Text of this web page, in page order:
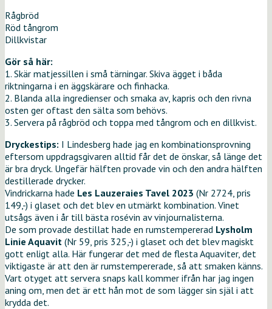
Rågbröd
Röd tångrom
Dillkvistar
Gör så här:
1. Skär matjessillen i små tärningar. Skiva ägget i båda
riktningarna i en äggskärare och finhacka.
2. Blanda alla ingredienser och smaka av, kapris och den rivna
osten ger oftast den sälta som behövs.
3. Servera på rågbröd och toppa med tångrom och en dillkvist.
Dryckestips: I Lindesberg hade jag en kombinationsprovning
eftersom uppdragsgivaren alltid får det de önskar, så länge det
är bra dryck. Ungefär hälften provade vin och den andra hälften
destillerade drycker.
Vindrickarna hade Les Lauzeraies Tavel 2023 (Nr 2724, pris
149,-) i glaset och det blev en utmärkt kombination. Vinet
utsågs även i år till bästa rosévin av vinjournalisterna.
De som provade destillat hade en rumstempererad Lysholm
Linie Aquavit (Nr 59, pris 325,-) i glaset och det blev magiskt
gott enligt alla. Här fungerar det med de flesta Aquaviter, det
viktigaste är att den är rumstempererade, så att smaken känns.
Vart otyget att servera snaps kall kommer ifrån har jag ingen
aning om, men det är ett hån mot de som lägger sin själ i att
krydda det.